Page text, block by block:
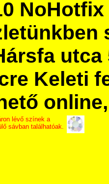
utca
Keleti
lévő színek a
sávban találhatóak.